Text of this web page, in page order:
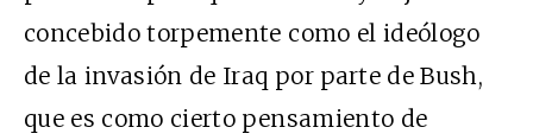
concebido torpemente como el ideólogo
de la invasión de Iraq por parte de Bush,
que es como cierto pensamiento de